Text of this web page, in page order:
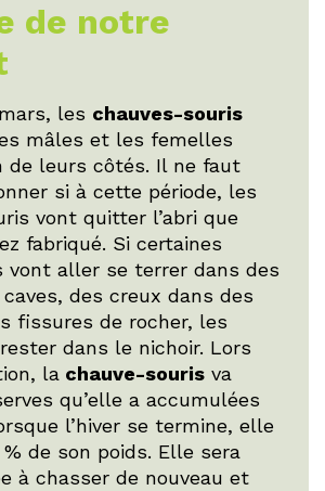
de notre
les chauves-souris
mâles et les femelles
de leurs côtés. Il ne faut
si à cette période, les
vont quitter l’abri que
fabriqué. Si certaines
vont aller se terrer dans des
des creux dans des
fissures de rocher, les
dans le nichoir. Lors
la chauve-souris va
qu’elle a accumulées
l’hiver se termine, elle
% de son poids. Elle sera
à chasser de nouveau et